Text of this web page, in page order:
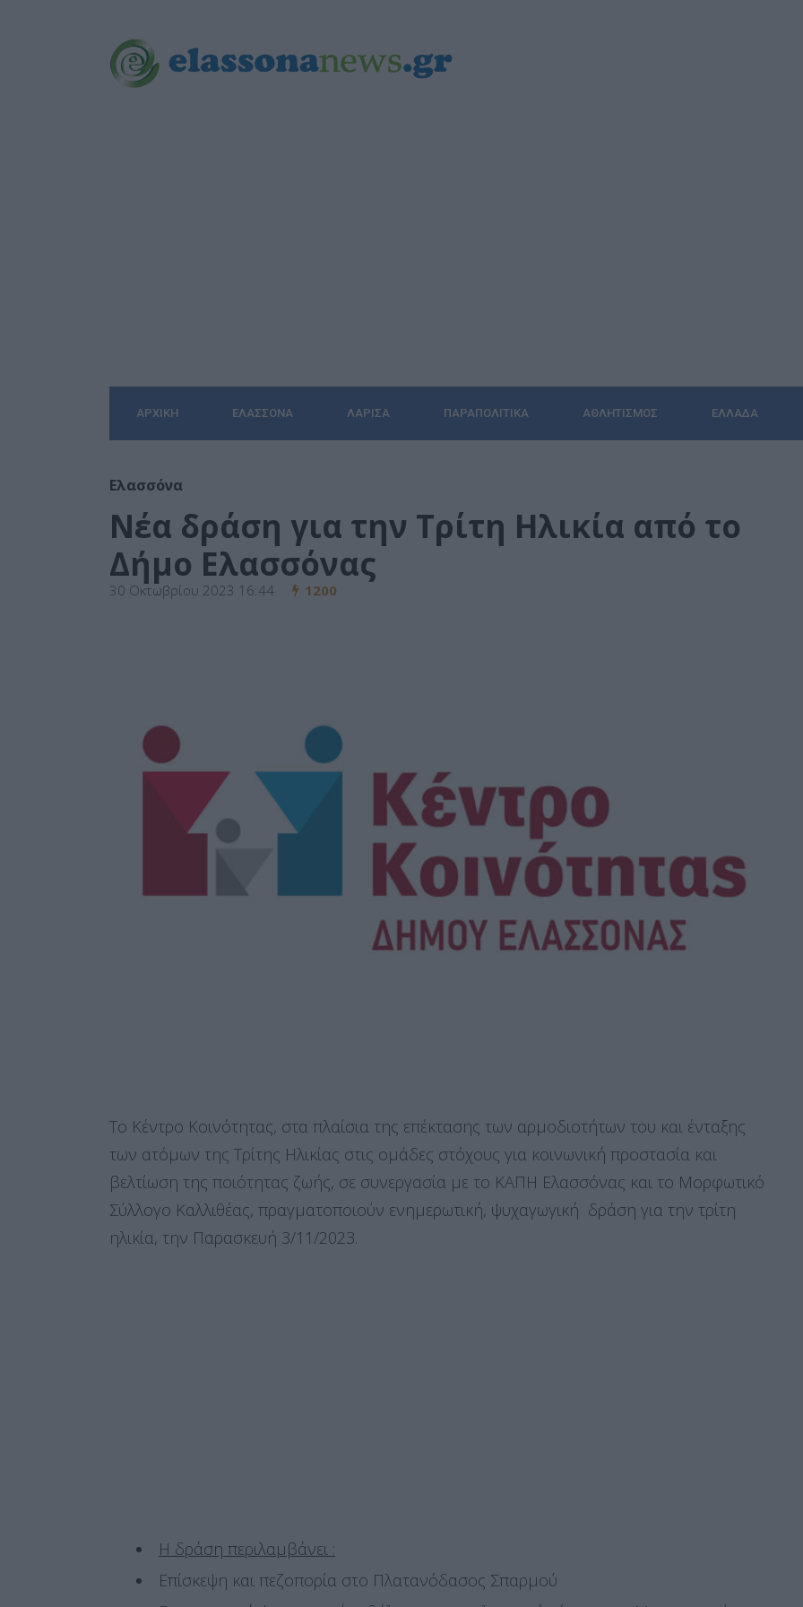
ΑΡΧΙΚΉ ΕΛΑΣΣΌΝΑ ΛΆΡΙΣΑ ΠΑΡΑΠΟΛΙΤΙΚΆ ΑΘΛΗΤΙΣΜΌΣ ΕΛΛΆΔΑ
Ελασσόνα
Νέα δράση για την Τρίτη Ηλικία από το
Δήμο Ελασσόνας
30 Οκτωβρίου 2023 16:44 1200
To Κέντρο Κοινότητας, στα πλαίσια της επέκτασης των αρμοδιοτήτων του και ένταξης
των ατόμων της Τρίτης Ηλικίας στις ομάδες στόχους για κοινωνική προστασία και
βελτίωση της ποιότητας ζωής, σε συνεργασία με το ΚΑΠΗ Ελασσόνας και το Μορφωτικό
Σύλλογο Καλλιθέας, πραγματοποιούν ενημερωτική, ψυχαγωγική δράση για την τρίτη
ηλικία, την Παρασκευή 3/11/2023.
Η δράση περιλαμβάνει :
Επίσκεψη και πεζοπορία στο Πλατανόδασος Σπαρμού